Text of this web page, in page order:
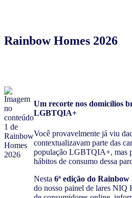
Rainbow Homes 2026
Um recorte nos domicílios
LGBTQIA+
Você provavelmente já viu
contextualizavam parte das
população LGBTQIA+, mas
hábitos de consumo dessa
Nesta 6ª edição do Rainbow
do nosso painel de lares NIQ